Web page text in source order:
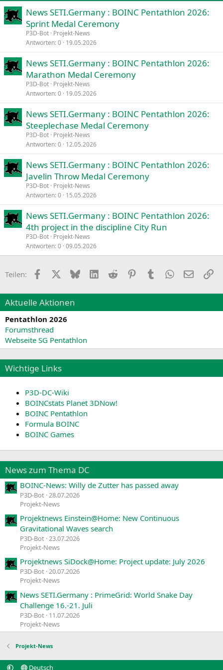
Verdana
News SETI.Germany : BOINC Pentathlon 2026:
Sprint Medal Ceremony
P3D-Bot Projekt-News
Antworten 0 19.05.2026
News SETI.Germany : BOINC Pentathlon 2026:
Marathon Medal Ceremony
P3D-Bot Projekt-News
Antworten 0 19.05.2026
News SETI.Germany : BOINC Pentathlon 2026:
Steeplechase Medal Ceremony
P3D-Bot Projekt-News
Antworten 0 12.05.2026
News SETI.Germany : BOINC Pentathlon 2026:
Javelin Throw Medal Ceremony
P3D-Bot Projekt-News
Antworten 0 15.05.2026
News SETI.Germany : BOINC Pentathlon 2026:
4th project in the discipline City Run
P3D-Bot Projekt-News
Antworten 0 09.05.2026
Teilen: Facebook BlueskyLinkedIn
Reddit PinterestTumblr WhatsApp
E-Mail
Aktuelle Aktionen
Pentathlon 2026
Forumsthread
Webseite SG Pentathlon
Wichtige Links
P3D-DC-Wiki
BOINCstats Planet 3DNow!
BOINC Pentathlon
Formula BOINC
BOINC Games
News zum Thema DC
BOINC-News: Willy de Zutter has passed away
P3D-Bot 28.07.2026
Projekt-News
Projektnews Einstein@Home: New Continuous
Gravitational Waves search
P3D-Bot 23.07.2026
Projekt-News
Projektnews SiDock@Home: Project update: July 2026
P3D-Bot 20.07.2026
Projekt-News
News SETI.Germany : PrimeGrid: World Snake Day
Challenge 16.-21. Juli
P3D-Bot 11.07.2026
Projekt-News
Projekt-News
Deutsch